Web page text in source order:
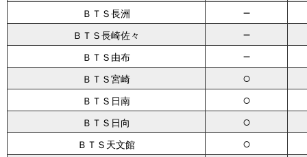
ＢＴＳ長洲 －
ＢＴＳ長崎佐々 －
ＢＴＳ由布 －
ＢＴＳ宮崎 ○
ＢＴＳ日南 ○
ＢＴＳ日向 ○
ＢＴＳ天文館 ○